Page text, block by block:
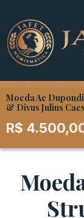
Moeda Ae
& Divus Julius
R$